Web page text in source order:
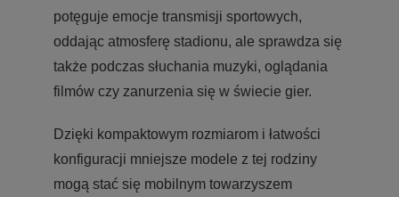
potęguje emocje transmisji sportowych,
oddając atmosferę stadionu, ale sprawdza się
także podczas słuchania muzyki, oglądania
filmów czy zanurzenia się w świecie gier.
Dzięki kompaktowym rozmiarom i łatwości
konfiguracji mniejsze modele z tej rodziny
mogą stać się mobilnym towarzyszem